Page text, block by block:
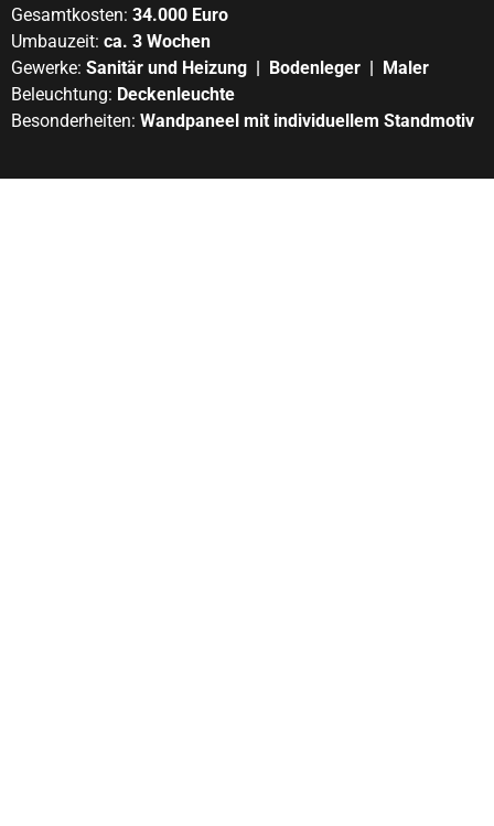
Gesamtkosten: 34.000 Euro
Umbauzeit: ca. 3 Wochen
Gewerke: Sanitär und Heizung | Bodenleger | Maler
Beleuchtung: Deckenleuchte
Besonderheiten: Wandpaneel mit individuellem Standmotiv